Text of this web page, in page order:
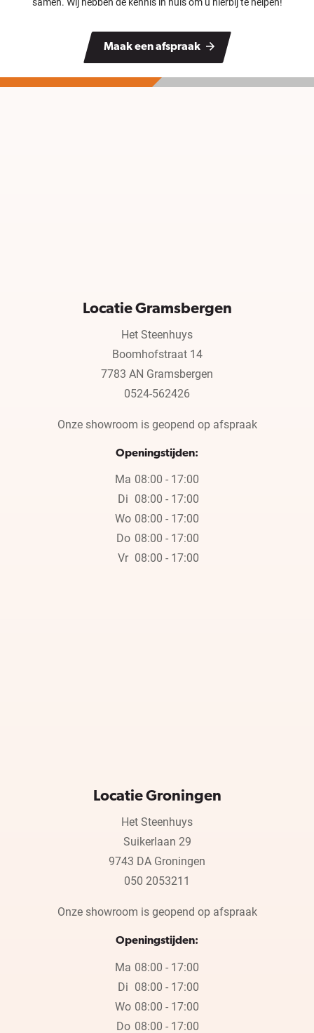
Maak een afspraak
Locatie Gramsbergen
Het Steenhuys
Boomhofstraat 14
7783 AN Gramsbergen
0524-562426
Onze showroom is geopend op afspraak
Openingstijden:
Ma 08:00 - 17:00
Di 08:00 - 17:00
Wo 08:00 - 17:00
Do 08:00 - 17:00
Vr 08:00 - 17:00
Locatie Groningen
Het Steenhuys
Suikerlaan 29
9743 DA Groningen
050 2053211
Onze showroom is geopend op afspraak
Openingstijden:
Ma 08:00 - 17:00
Di 08:00 - 17:00
Wo 08:00 - 17:00
Do 08:00 - 17:00